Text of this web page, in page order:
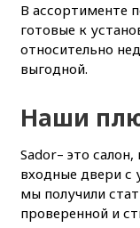
В ассортименте
готовые к
относительно
выгодной.
Наши
Sador– это
входные двери с
мы получили
проверенной и